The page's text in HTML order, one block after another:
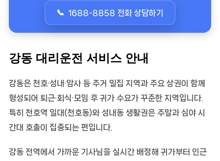
1688-8858 전화 상담하기
강동 대리운전 서비스 안내
강동은 천호·성내·암사 등 주거 밀집 지역과 주요 상권이 함께
형성되어 퇴근·회식·모임 후 귀가 수요가 꾸준한 지역입니다.
특히 천호역 일대(천호동)와 성내동 생활권은 주말과 심야 시
간대 호출이 집중되는 편입니다.
강동 전역에서 가까운 기사님을 실시간 배정해 귀가부터 인근